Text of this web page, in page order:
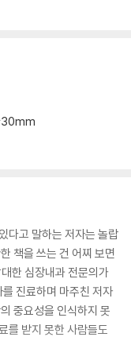
다고 말하는 저자는 놀랍
책을 쓰는 건 어찌 보면
한 심장내과 전문의가
진료하며 마주친 저자
중요성을 인식하지 못
를 받지 못한 사람들도